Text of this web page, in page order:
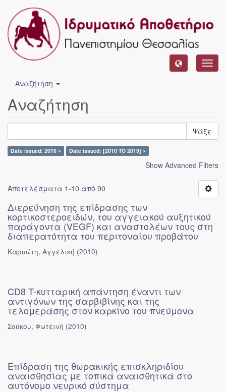
Αναζήτηση
Αναζήτηση
Ψάξε
Date issued: 2010 × Date issued: [2010 TO 2019] ×
Show Advanced Filters
Αποτελέσματα 1-10 από 90
Διερεύνηση της επίδρασης των
κορτικοστεροειδών, του αγγειακού αυξητικού
παράγοντα (VEGF) και αναστολέων τους στη
διαπερατότητα του περιτοναίου προβάτου
Καρυώτη, Αγγελική (2010)
CD8 T-κυτταρική απάντηση έναντι των
αντιγόνων της σαρβιβίνης και της
τελομεράσης στον καρκίνο του πνεύμονα
Σούκου, Φωτεινή (2010)
Επίδραση της θωρακικής επισκληριδίου
αναισθησίας με τοπικά αναισθητικά στο
αυτόνομο νευρικό σύστημα